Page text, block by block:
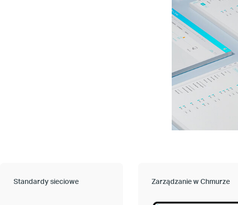
Standardy sieciowe Zarządzanie w Chmurze